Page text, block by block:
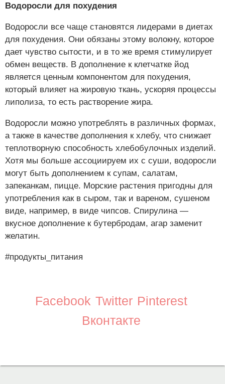
Водоросли для похудения
Водоросли все чаще становятся лидерами в диетах
для похудения. Они обязаны этому волокну, которое
дает чувство сытости, и в то же время стимулирует
обмен веществ. В дополнение к клетчатке йод
является ценным компонентом для похудения,
который влияет на жировую ткань, ускоряя процессы
липолиза, то есть растворение жира.
Водоросли можно употреблять в различных формах,
а также в качестве дополнения к хлебу, что снижает
теплотворную способность хлебобулочных изделий.
Хотя мы больше ассоциируем их с суши, водоросли
могут быть дополнением к супам, салатам,
запеканкам, пицце. Морские растения пригодны для
употребления как в сыром, так и вареном, сушеном
виде, например, в виде чипсов. Спирулина —
вкусное дополнение к бутербродам, агар заменит
желатин.
#продукты_питания
Facebook Twitter Pinterest
Вконтакте